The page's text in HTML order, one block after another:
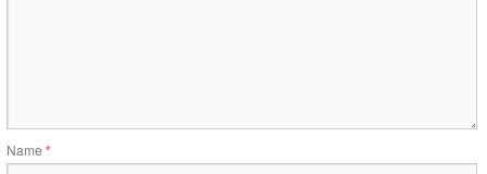
Name *